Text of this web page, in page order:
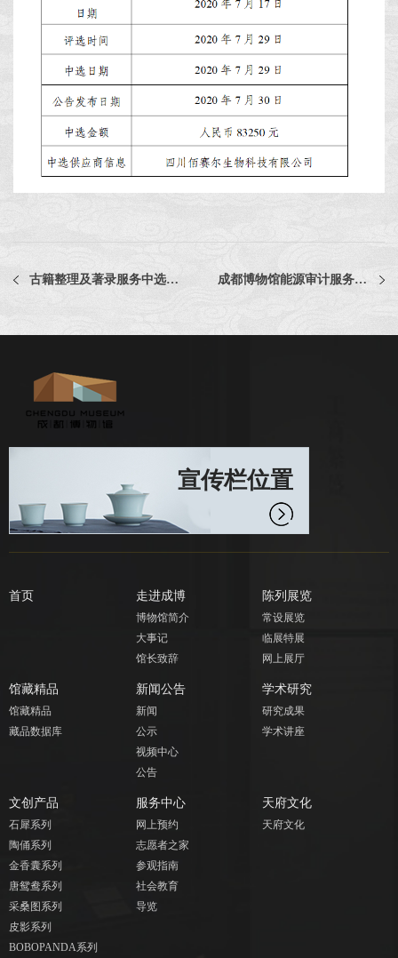
古籍整理及著录服务中选公告 成都博物馆能源审计服务中选公告
宣传栏位置
首页 走进成博
博物馆简介
大事记
馆长致辞
陈列展览
常设展览
临展特展
网上展厅
馆藏精品
馆藏精品
藏品数据库
新闻公告
新闻
公示
视频中心
公告
学术研究
研究成果
学术讲座
文创产品
石犀系列
陶俑系列
金香囊系列
唐鸳鸯系列
采桑图系列
皮影系列
BOBOPANDA系列
服务中心
网上预约
志愿者之家
参观指南
社会教育
导览
天府文化
天府文化